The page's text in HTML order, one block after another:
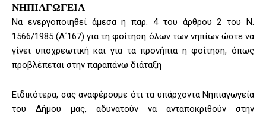
ΝΗΠΙΑΓΩΓΕΙΑ
Να ενεργοποιηθεί άμεσα η παρ. 4 του άρθρου 2 του Ν.
1566/1985 (Α΄167) για τη φοίτηση όλων των νηπίων ώστε να
γίνει υποχρεωτική και για τα προνήπια η φοίτηση, όπως
προβλέπεται στην παραπάνω διάταξη
Ειδικότερα, σας αναφέρουμε ότι τα υπάρχοντα Νηπιαγωγεία
του Δήμου μας, αδυνατούν να ανταποκριθούν στην